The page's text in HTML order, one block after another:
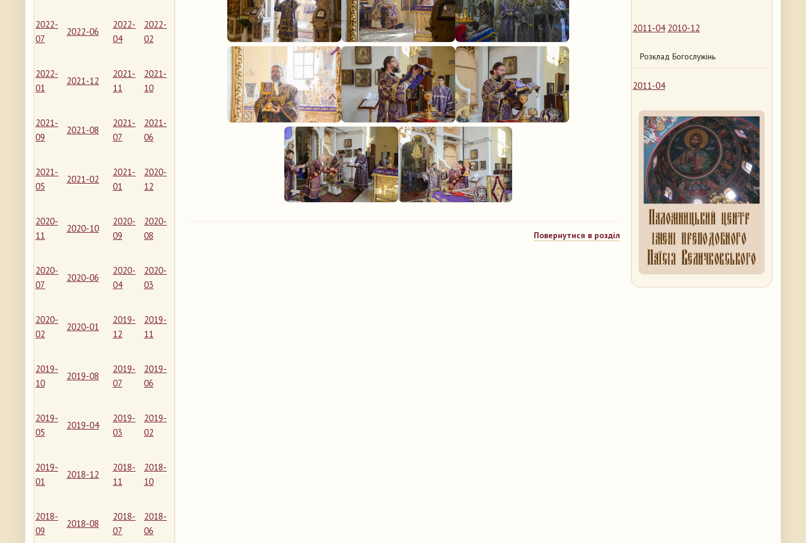
2022-
07
2022-06
2022-
04
2022-
02
2022-
01
2021-12
2021-
11
2021-
10
2021-
09
2021-08
2021-
07
2021-
06
2021-
05
2021-02
2021-
01
2020-
12
2020-
11
2020-10
2020-
09
2020-
08
2020-
07
2020-06
2020-
04
2020-
03
2020-
02
2020-01
2019-
12
2019-
11
2019-
10
2019-08
2019-
07
2019-
06
2019-
05
2019-04
2019-
03
2019-
02
2019-
01
2018-12
2018-
11
2018-
10
2018-
09
2018-08
2018-
07
2018-
06
2011-04 2010-12
Розклад Богослужінь
2011-04
Повернутися в розділ